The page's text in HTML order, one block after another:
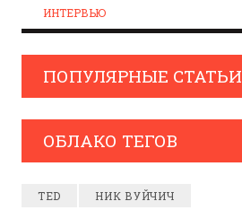
ИНТЕРВЬЮ
ПОПУЛЯРНЫЕ СТАТЬИ
ОБЛАКО ТЕГОВ
TED
НИК ВУЙЧИЧ